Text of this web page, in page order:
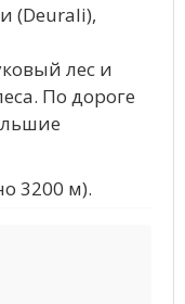
(Deurali),
лес и
По дороге
3200 м).